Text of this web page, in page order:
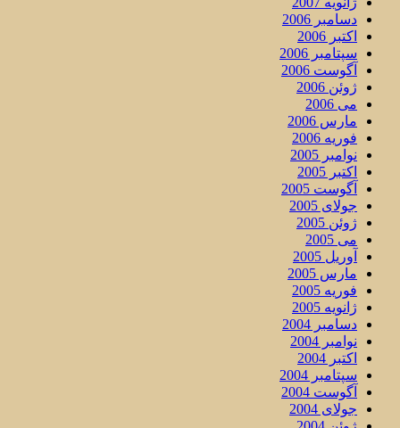
دسامبر 2006
اکتبر 2006
سپتامبر 2006
آگوست 2006
ژوئن 2006
می 2006
مارس 2006
فوریه 2006
نوامبر 2005
اکتبر 2005
آگوست 2005
جولای 2005
ژوئن 2005
می 2005
آوریل 2005
مارس 2005
فوریه 2005
ژانویه 2005
دسامبر 2004
نوامبر 2004
اکتبر 2004
سپتامبر 2004
آگوست 2004
جولای 2004